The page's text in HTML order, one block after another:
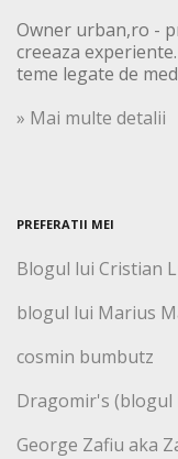
Owner urban,ro -
creeaza
teme legate de
» Mai multe detalii
PREFERATII MEI
Blogul lui Cristian
blogul lui Marius
cosmin bumbutz
Dragomir's
George Zafiu aka